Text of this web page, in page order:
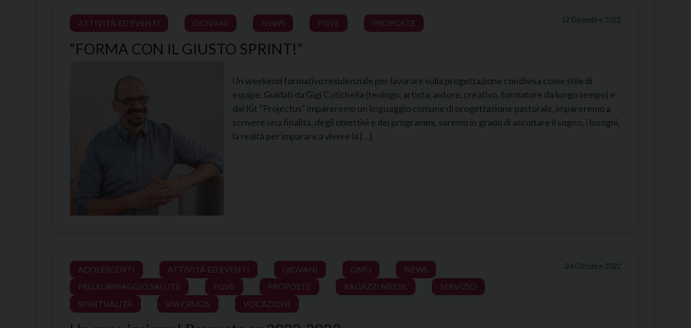
12 Dicembre 2022
ATTIVITÀ ED EVENTI GIOVANI NEWS PGVE PROPOSTE
“FORMA CON IL GIUSTO SPRINT!”
Un weekend formativo residenziale per lavorare sulla progettazione condivisa come stile di
equipe. Guidati da Gigi Cotichella (teologo, artista, autore, creativo, formatore da lungo tempo) e
dal Kit “Projectus” impareremo un linguaggio comune di progettazione pastorale, impareremo a
scrivere una finalità, degli obiettivi e dei programmi, saremo in grado di ascoltare il sogno, i bisogni,
la realtà per imparare a vivere la […]
24 Ottobre 2022
ADOLESCENTI ATTIVITÀ ED EVENTI GIOVANI GMG
NEWS
PELLEGRINAGGIO SALUTE
PGVE PROPOSTE RAGAZZI MEDIE
SERVIZIO
SPIRITUALITÀ
VIA CRUCIS VOCAZIONI